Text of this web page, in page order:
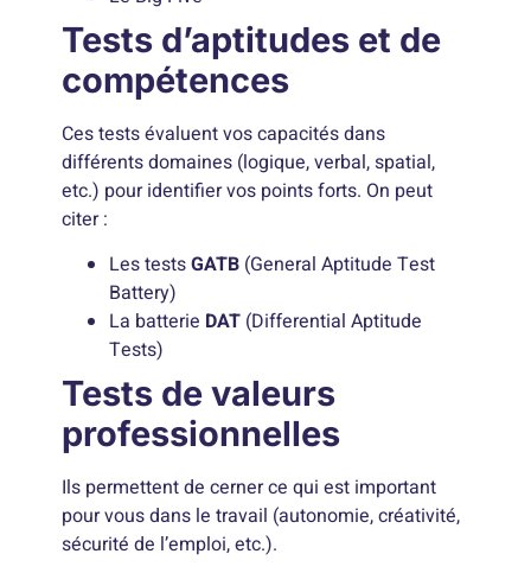
Tests d’aptitudes et de
compétences
Ces tests évaluent vos capacités dans
différents domaines (logique, verbal, spatial,
etc.) pour identifier vos points forts. On peut
citer :
Les testsGATB (General Aptitude Test
Battery)
La batterie DAT (Differential Aptitude
Tests)
Tests de valeurs
professionnelles
Ils permettent de cerner ce qui est important
pour vous dans le travail (autonomie, créativité,
sécurité de l’emploi, etc.).